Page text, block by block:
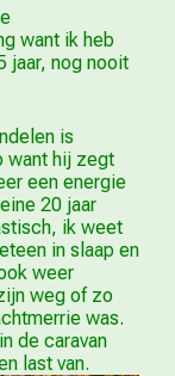
want ik heb
jaar, nog nooit
is
want hij zegt
een energie
20 jaar
ik weet
in slaap en
weer
weg of zo
was.
de caravan
last van.